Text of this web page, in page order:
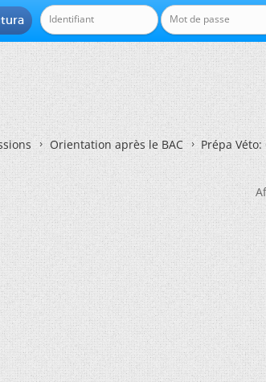
Orientation après le BAC Prépa